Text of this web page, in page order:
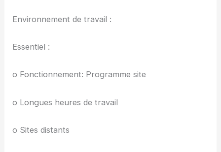
Environnement de travail :
Essentiel :
o Fonctionnement: Programme site
o Longues heures de travail
o Sites distants